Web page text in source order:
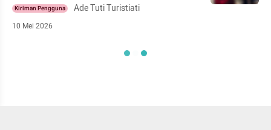
Kiriman Pengguna Ade Tuti Turistiati
10 Mei 2026